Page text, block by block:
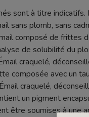
sont à titre
sans plomb, sans
composé de frittes
de solubilité du
craquelé,
composée avec un
craquelé,
un pigment
être soumises à une